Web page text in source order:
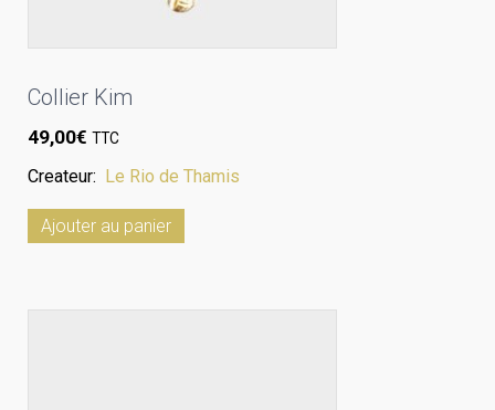
Collier Kim
49,00€ TTC
Createur: Le Rio de Thamis
Ajouter au panier